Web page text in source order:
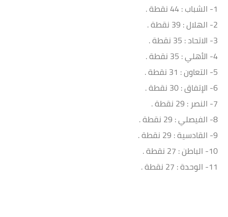
1- الشباب : 44 نقطة .
2- الهلال : 39 نقطة .
3- الاتحاد : 35 نقطة .
4- الأهلي : 35 نقطة .
5- التعاون : 31 نقطة .
6- الإتفاق : 30 نقطة .
7- النصر : 29 نقطة .
8- الفيصلي : 29 نقطة .
9- القادسية : 29 نقطة .
10- الباطن : 27 نقطة .
11- الوحدة : 27 نقطة .